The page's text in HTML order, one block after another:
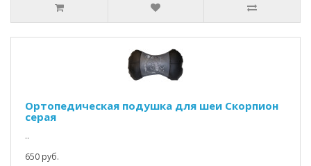
Ортопедическая подушка для шеи Скорпион
серая
..
650 руб.